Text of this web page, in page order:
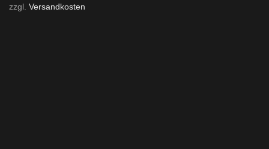
zzgl. Versandkosten